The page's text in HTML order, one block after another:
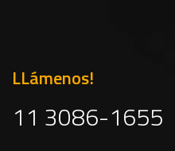
LLámenos!
11 3086-1655